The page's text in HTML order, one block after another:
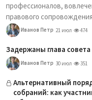
профессионалов,
правового
Иванов Петр 21 июл 474
Задержаны глава
Иванов Петр 30 июл 351
Альтернативный
собраний: как